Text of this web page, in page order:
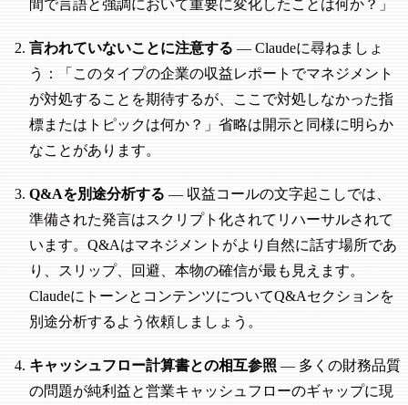
間で言語と強調において重要に変化したことは何か？」
言われていないことに注意する — Claudeに尋ねましょ
う：「このタイプの企業の収益レポートでマネジメント
が対処することを期待するが、ここで対処しなかった指
標またはトピックは何か？」省略は開示と同様に明らか
なことがあります。
Q&Aを別途分析する — 収益コールの文字起こしでは、
準備された発言はスクリプト化されてリハーサルされて
います。Q&Aはマネジメントがより自然に話す場所であ
り、スリップ、回避、本物の確信が最も見えます。
ClaudeにトーンとコンテンツについてQ&Aセクションを
別途分析するよう依頼しましょう。
キャッシュフロー計算書との相互参照 — 多くの財務品質
の問題が純利益と営業キャッシュフローのギャップに現